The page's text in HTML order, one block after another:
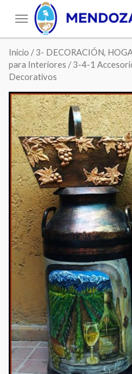
Toggle
navigation
Inicio /3- DECORACIÓN,
para Interiores /3-4-1
Decorativos